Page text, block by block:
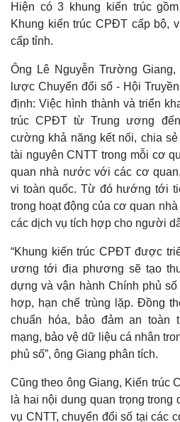
Hiện có 3 khung kiến trúc
Khung kiến trúc CPĐT cấp bộ,
cấp tỉnh.
Ông Lê Nguyễn Trường
lược Chuyển đổi số - Hội
định: Việc hình thành và triển
trúc CPĐT từ Trung ương
cường khả năng kết nối, chia
tài nguyên CNTT trong mỗi cơ
quan nhà nước với các cơ
vi toàn quốc. Từ đó hướng tới
trong hoạt động của cơ quan
các dịch vụ tích hợp cho người
“Khung kiến trúc CPĐT được
ương tới địa phương sẽ tạo
dựng và vận hành Chính phủ
hợp, hạn chế trùng lặp. Đồng
chuẩn hóa, bảo đảm an toàn
mạng, bảo vệ dữ liệu cá nhân
phủ số”, ông Giang phân tích.
Cũng theo ông Giang, Kiến trúc
là hai nội dung quan trọng
vụ CNTT, chuyển đổi số tại các